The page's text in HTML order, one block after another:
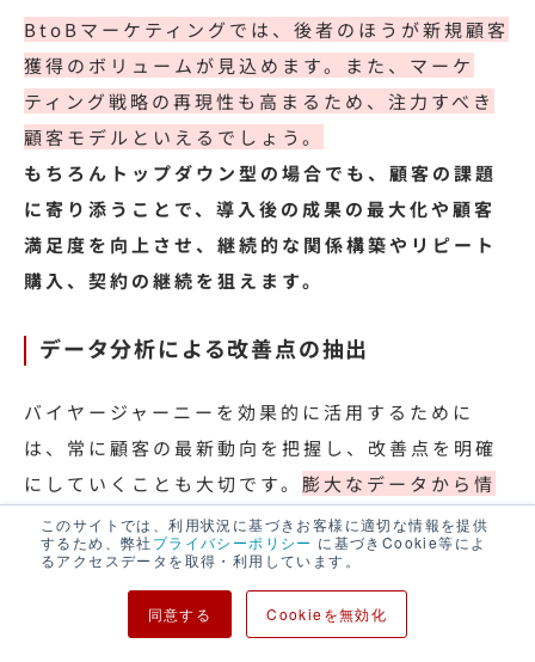
このサイトでは、利用状況に基づきお客様に適切な情報を提供
するため、弊社 プライバシーポリシー に基づきCookie等によ
るアクセスデータを取得・利用しています。
同意する Cookieを無効化
BtoBマーケティングでは、後者のほうが新規顧客
獲得のボリュームが見込めます。また、マーケ
ティング戦略の再現性も高まるため、注力すべき
顧客モデルといえるでしょう。
もちろんトップダウン型の場合でも、顧客の課題
に寄り添うことで、導入後の成果の最大化や顧客
満足度を向上させ、継続的な関係構築やリピート
購入、契約の継続を狙えます。
データ分析による改善点の抽出
バイヤージャーニーを効果的に活用するために
は、常に顧客の最新動向を把握し、改善点を明確
にしていくことも大切です。 膨大なデータから情
報を抽出していくためには、顧客データを管理す
るCRM（Customer Relationship
Management）システムや、Google アナリティ
クス4（GA4）などのWebアナリティクスデータ